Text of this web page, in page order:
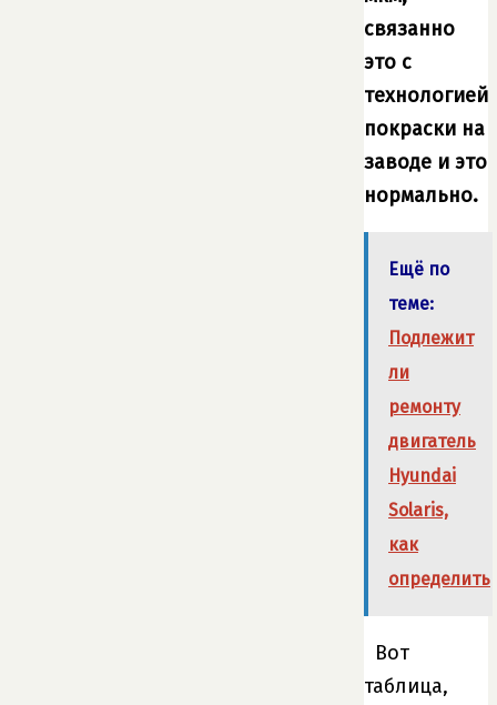
связанно
это с
технологией
покраски на
заводе и это
нормально.
Ещё по
теме:
Подлежит
ли
ремонту
двигатель
Hyundai
Solaris,
как
определить
Вот
таблица,